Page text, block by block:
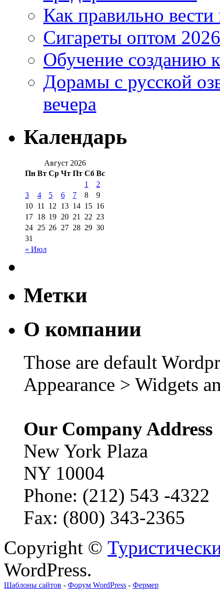
Как правильно
Сигареты оптом
Обучение созданию
Дорамы с русской
вечера
Календарь
Август 2026
Пн Вт Ср Чт Пт Сб Вс
« Июл
1
2
3
4 5 6 7 8
9
10 11 12 13 14 15 16
17 18 19 20 21 22 23
24 25 26 27 28 29 30
31
Метки
О компании
Those are default
Appearance > Widgets
Our Company Address
New York Plaza
NY 10004
Phone: (212) 543 -4322
Fax: (800) 343-2365
Copyright ©
WordPress.
Шаблоны сайтов - Форум WordPress - Фермер